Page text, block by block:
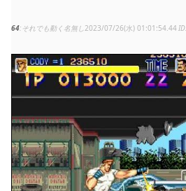
64 それでも動く名無し2023/07/26(水) 01:01:54.44